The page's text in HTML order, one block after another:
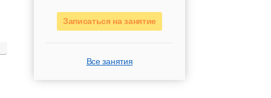
Записаться на занятие
Все занятия